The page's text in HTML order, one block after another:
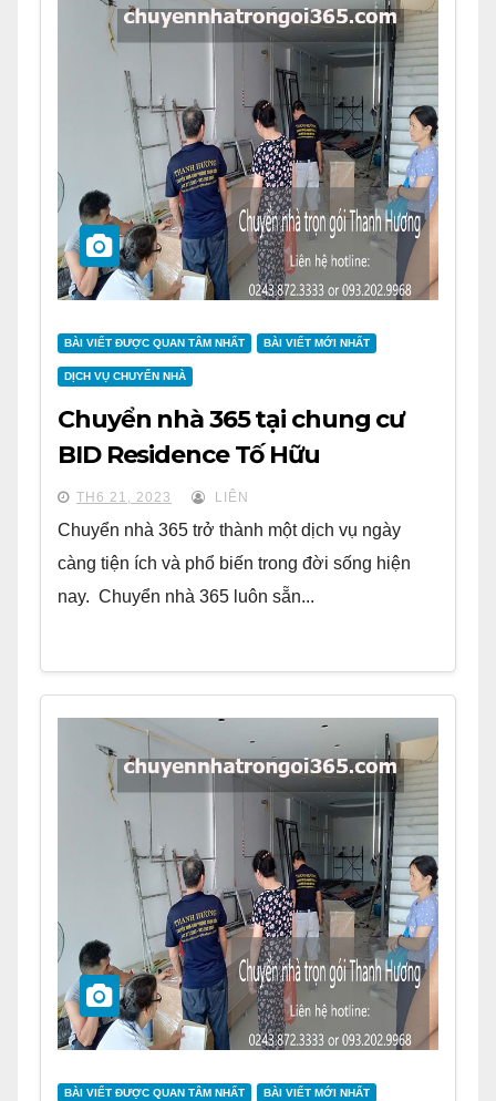
BÀI VIẾT ĐƯỢC QUAN TÂM NHẤT BÀI VIẾT MỚI NHẤT
DỊCH VỤ CHUYỂN NHÀ
Chuyển nhà 365 tại chung cư
BID Residence Tố Hữu
TH6 21, 2023 LIÊN
Chuyển nhà 365 trở thành một dịch vụ ngày
càng tiện ích và phổ biến trong đời sống hiện
nay. Chuyển nhà 365 luôn sẵn...
BÀI VIẾT ĐƯỢC QUAN TÂM NHẤT BÀI VIẾT MỚI NHẤT